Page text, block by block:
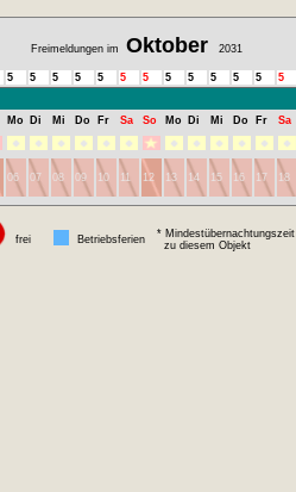
Freimeldungen im Oktober 2031
5 5 5 5 5 5 5 5 5 5 5 5 5
Mo Di Mi Do Fr Sa So Mo Di Mi Do Fr Sa
06 07 08 09 10 11 12 13 14 15 16 17 18
frei Betriebsferien
* Mindestübernachtungszeit
zu diesem Objekt